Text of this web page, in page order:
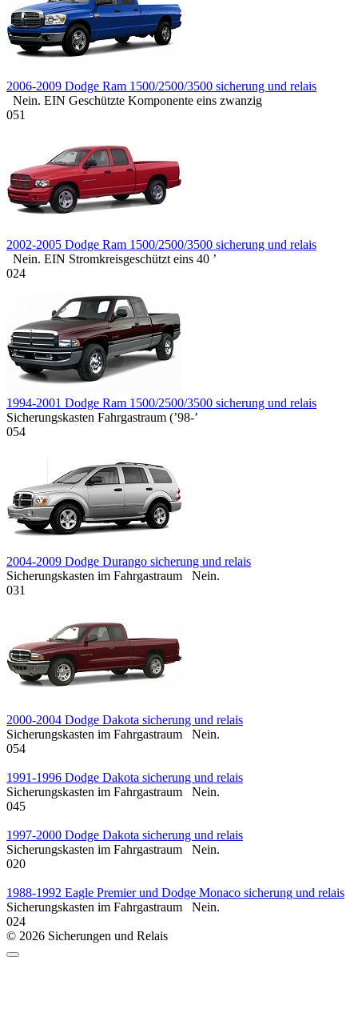
2006-2009 Dodge Ram 1500/2500/3500 sicherung und relais
Nein. EIN Geschützte Komponente eins zwanzig
051
2002-2005 Dodge Ram 1500/2500/3500 sicherung und relais
Nein. EIN Stromkreisgeschützt eins 40 ’
024
1994-2001 Dodge Ram 1500/2500/3500 sicherung und relais
Sicherungskasten Fahrgastraum (’98-’
054
2004-2009 Dodge Durango sicherung und relais
Sicherungskasten im Fahrgastraum Nein.
031
2000-2004 Dodge Dakota sicherung und relais
Sicherungskasten im Fahrgastraum Nein.
054
1991-1996 Dodge Dakota sicherung und relais
Sicherungskasten im Fahrgastraum Nein.
045
1997-2000 Dodge Dakota sicherung und relais
Sicherungskasten im Fahrgastraum Nein.
020
1988-1992 Eagle Premier und Dodge Monaco sicherung und relais
Sicherungskasten im Fahrgastraum Nein.
024
© 2026 Sicherungen und Relais